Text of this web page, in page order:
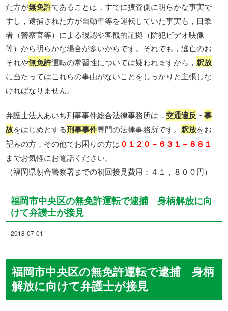
た方が無免許であることは，すでに捜査側に明らかな事実で
すし，逮捕された方が自動車等を運転していた事実も，目撃
者（警察官等）による現認や客観的証拠（防犯ビデオ映像
等）から明らかな場合が多いからです。それでも，逃亡のお
それや無免許運転の常習性については疑われますから，釈放
に当たってはこれらの事由がないことをしっかりと主張しな
ければなりません。
弁護士法人あいち刑事事件総合法律事務所は，交通違反 ・事
故をはじめとする刑事事件専門の法律事務所です。釈放をお
望みの方，その他でお困りの方は０１２０－６３１－８８１
までお気軽にお電話ください。
（福岡県朝倉警察署までの初回接見費用：４１，８００円）
福岡市中央区の無免許運転で逮捕 身柄解放に向
けて弁護士が接見
2018-07-01
福岡市中央区の無免許運転で逮捕 身柄
解放に向けて弁護士が接見